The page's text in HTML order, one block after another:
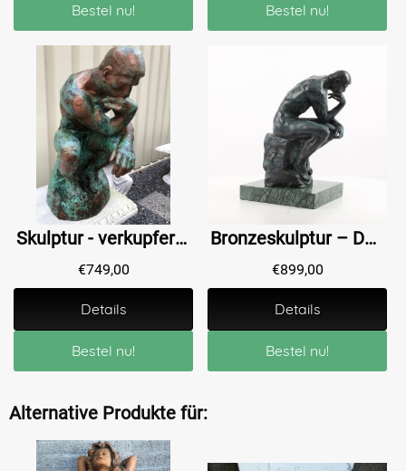
Bestel nu! Bestel nu!
Skulptur - verkupferte Gusseisenstatue, der Denker, sehr schöne Statue!
€749,00
Details
Bestel nu!
Bronzeskulptur – Der Denker XL von Rodin
€899,00
Details
Bestel nu!
Alternative Produkte für: